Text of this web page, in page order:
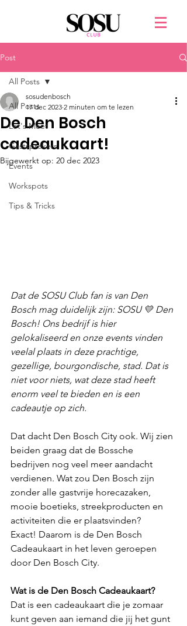
Post
All Posts
Let's Meet
Gastsprekers
Events
Workspots
Tips & Tricks
All Posts
De Den Bosch
cadeaukaart!
sosudenbosch
17 dec 2023 2 minuten om te lezen
Bijgewerkt op: 20 dec 2023
Dat de SOSU Club fan is van Den
Bosch mag duidelijk zijn: SOSU 💛 Den
Bosch! Ons bedrijf is hier
gelokaliseerd en onze events vinden
veelal plaats in deze prachtige,
gezellige, bourgondische, stad. Dat is
niet voor niets, wat deze stad heeft
enorm veel te bieden en is een
cadeautje op zich.
Dat dacht Den Bosch City ook. Wij zien
beiden graag dat de Bossche
bedrijven nog veel meer aandacht
verdienen. Wat zou Den Bosch zijn
zonder alle gastvrije horecazaken,
mooie boetieks, streekproducten en
activiteiten die er plaatsvinden?
Exact! Daarom is de Den Bosch
Cadeaukaart in het leven geroepen
door Den Bosch City.
Wat is de Den Bosch Cadeaukaart?
Dat is een cadeaukaart die je zomaar
kunt geven aan iemand die jij het gunt